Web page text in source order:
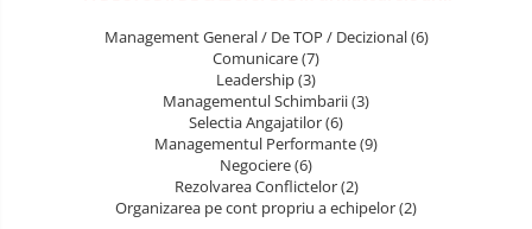
STRATEGIE, REACTIE RAPIDA,
CONTROL MILITAR SI CIVIL
LOGISTICA MILITARA SI CIVILA
Luarea Deciziilor (rapid, analitic,
fara bias, fara efect group-think)
Managementul Schimbarii si
Management General / De TOP / Decizional (6)
Comunicare (7)
Leadership (3)
Managementul Schimbarii (3)
Selectia Angajatilor (6)
Managementul Performante (9)
Negociere (6)
Rezolvarea Conflictelor (2)
Organizarea pe cont propriu a echipelor (2)